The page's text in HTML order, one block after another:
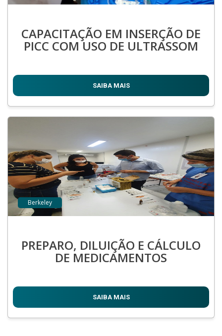
CAPACITAÇÃO EM INSERÇÃO DE
PICC COM USO DE ULTRASSOM
SAIBA MAIS
Berkeley
PREPARO, DILUIÇÃO E CÁLCULO
DE MEDICAMENTOS
SAIBA MAIS